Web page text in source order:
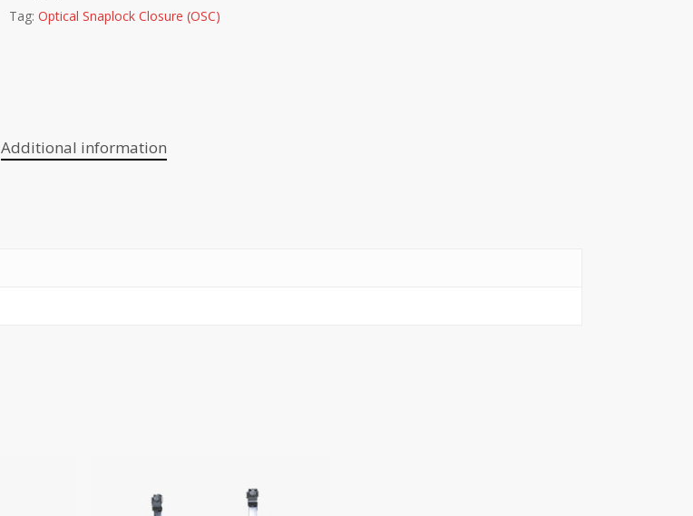
Tag: Optical Snaplock Closure (OSC)
Additional information